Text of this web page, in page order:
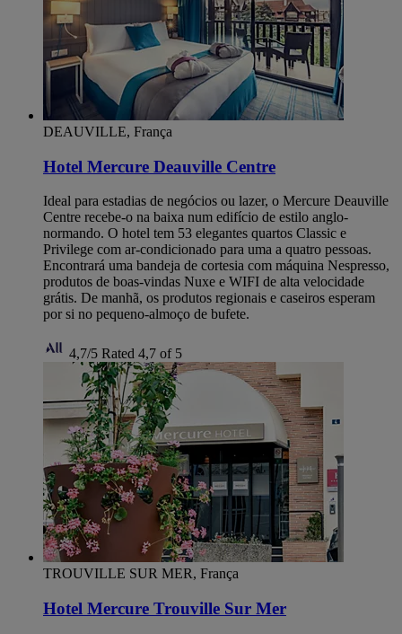
DEAUVILLE, França
Hotel Mercure Deauville Centre
Ideal para estadias de negócios ou lazer, o Mercure Deauville
Centre recebe-o na baixa num edifício de estilo anglo-
normando. O hotel tem 53 elegantes quartos Classic e
Privilege com ar-condicionado para uma a quatro pessoas.
Encontrará uma bandeja de cortesia com máquina Nespresso,
produtos de boas-vindas Nuxe e WIFI de alta velocidade
grátis. De manhã, os produtos regionais e caseiros esperam
por si no pequeno-almoço de bufete.
4,7/5 Rated 4,7 of 5
TROUVILLE SUR MER, França
Hotel Mercure Trouville Sur Mer